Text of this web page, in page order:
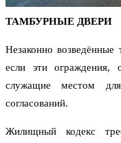
ТАМБУРНЫЕ ДВЕРИ
Незаконно
если эти ограждения,
служащие местом
согласований.
Жилищный кодекс